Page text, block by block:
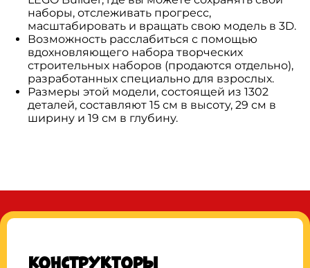
наборы, отслеживать прогресс,
масштабировать и вращать свою модель в 3D.
Возможность расслабиться с помощью
вдохновляющего набора творческих
строительных наборов (продаются отдельно),
разработанных специально для взрослых.
Размеры этой модели, состоящей из 1302
деталей, составляют 15 см в высоту, 29 см в
ширину и 19 см в глубину.
Конструкторы